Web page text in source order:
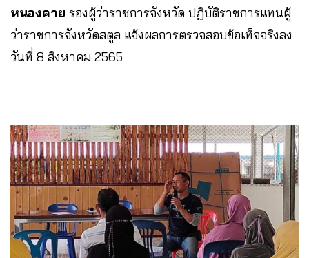
หนองคาย รองผู้ว่าราชการจังหวัด ปฏิบัติราชการแทนผู้
ว่าราชการจังหวัดสตูล แจ้งผลการตรวจสอบข้อเท็จจริงลง
วันที่ 8 สิงหาคม 2565